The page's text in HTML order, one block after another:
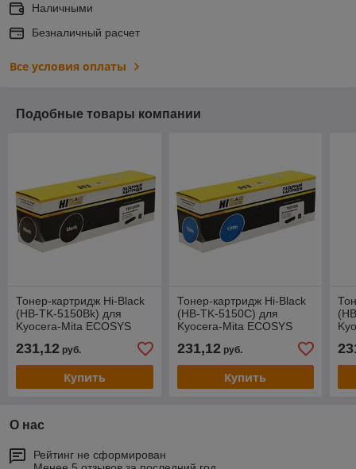
Наличными
Безналичный расчет
Все условия оплаты
Подобные товары компании
Тонер-картридж Hi-Black
(HB-TK-5150Bk) для
Kyocera-Mita ECOSYS
M6535cidn/P6035, Bk, 12K
231,12 руб.
Купить
Тонер-картридж Hi-Black
(HB-TK-5150C) для
Kyocera-Mita ECOSYS
M6535cidn/P6035, C, 10K
231,12руб.
Купить
О нас
Рейтинг не сформирован